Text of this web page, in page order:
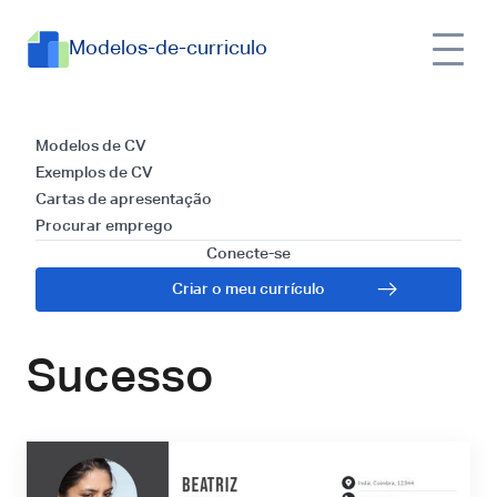
Modelos-de-curriculo
Modelos de CV
Exemplos de CV
Cartas de apresentação
Procurar emprego
Conecte-se
Criar o meu currículo
Guia Completo para
Elaborar um
Currículo de
Psicólogo Clínico de
Sucesso